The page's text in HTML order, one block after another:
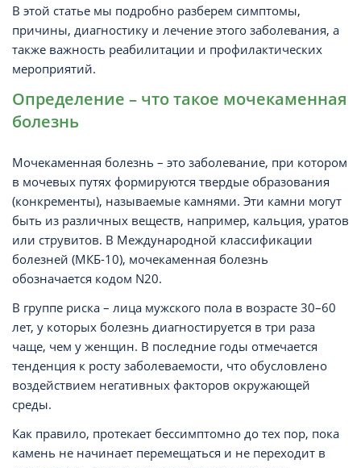
В этой статье мы подробно разберем симптомы,
причины, диагностику и лечение этого заболевания, а
также важность реабилитации и профилактических
мероприятий.
Определение – что такое мочекаменная
болезнь
Мочекаменная болезнь – это заболевание, при котором
в мочевых путях формируются твердые образования
(конкременты), называемые камнями. Эти камни могут
быть из различных веществ, например, кальция, уратов
или струвитов. В Международной классификации
болезней (МКБ-10), мочекаменная болезнь
обозначается кодом N20.
В группе риска – лица мужского пола в возрасте 30–60
лет, у которых болезнь диагностируется в три раза
чаще, чем у женщин. В последние годы отмечается
тенденция к росту заболеваемости, что обусловлено
воздействием негативных факторов окружающей
среды.
Как правило, протекает бессимптомно до тех пор, пока
камень не начинает перемещаться и не переходит в